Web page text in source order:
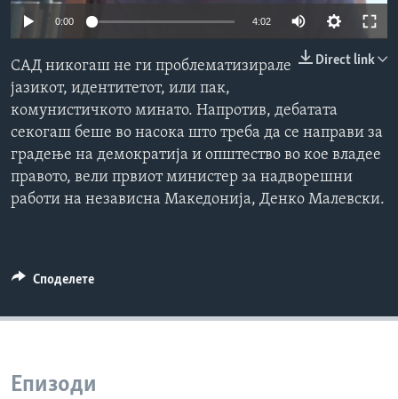
0:00 4:02
Direct link
САД никогаш не ги проблематизирале
јазикот, идентитетот, или пак,
комунистичкото минато. Напротив, дебатата
секогаш беше во насока што треба да се направи за
градење на демократија и општество во кое владее
правото, вели првиот министер за надворешни
работи на независна Македонија, Денко Малевски.
Споделете
Епизоди